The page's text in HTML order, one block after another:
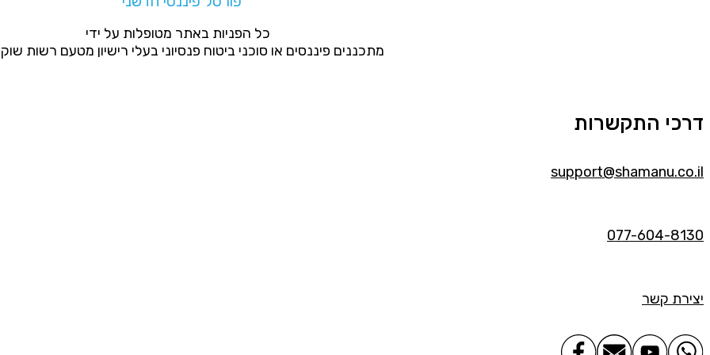
כל הפניות באתר מטופלות על ידי
מתכננים פיננסים או סוכני ביטוח פנסיוני בעלי רישיון מטעם רשות
דרכי התקשרות
support@shamanu.co.il
077-604-8130
יצירת קשר